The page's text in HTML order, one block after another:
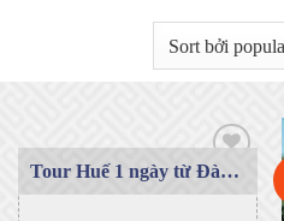
Tour Huế 1 ngày từ Đà
Nẵng